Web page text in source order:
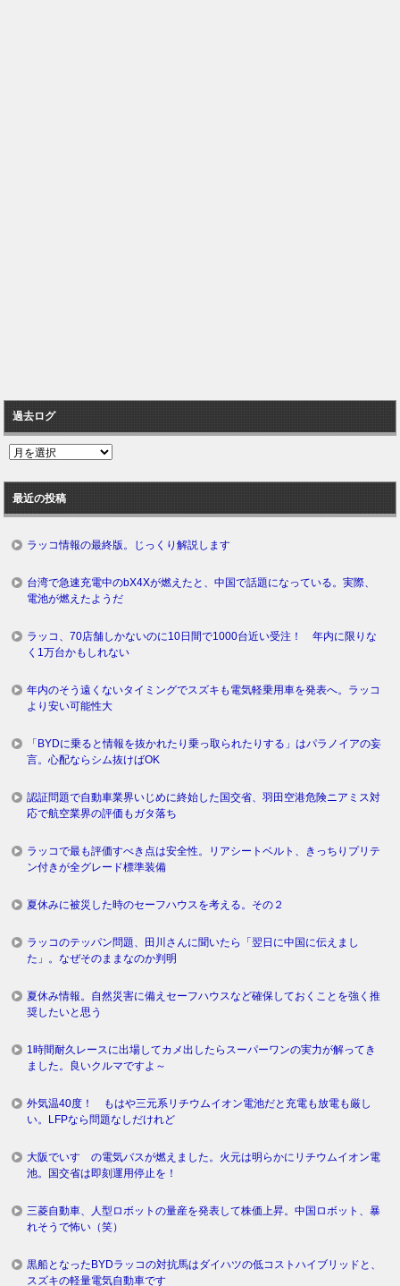
過去ログ
過
ロ
グ
最近の投稿
ラッコ情報の最終版。じっくり解説します
台湾で急速充電中のbX4Xが燃えたと、中国で話題になっている。実際、
電池が燃えたようだ
ラッコ、70店舗しかないのに10日間で1000台近い受注！ 年内に限りな
く1万台かもしれない
年内のそう遠くないタイミングでスズキも電気軽乗用車を発表へ。ラッコ
より安い可能性大
「BYDに乗ると情報を抜かれたり乗っ取られたりする」はパラノイアの妄
言。心配ならシム抜けばOK
認証問題で自動車業界いじめに終始した国交省、羽田空港危険ニアミス対
応で航空業界の評価もガタ落ち
ラッコで最も評価すべき点は安全性。リアシートベルト、きっちりプリテ
ン付きが全グレード標準装備
夏休みに被災した時のセーフハウスを考える。その２
ラッコのテッパン問題、田川さんに聞いたら「翌日に中国に伝えまし
た」。なぜそのままなのか判明
夏休み情報。自然災害に備えセーフハウスなど確保しておくことを強く推
奨したいと思う
1時間耐久レースに出場してカメ出したらスーパーワンの実力が解ってき
ました。良いクルマですよ～
外気温40度！ もはや三元系リチウムイオン電池だと充電も放電も厳し
い。LFPなら問題なしだけれど
大阪でいすゞの電気バスが燃えました。火元は明らかにリチウムイオン電
池。国交省は即刻運用停止を！
三菱自動車、人型ロボットの量産を発表して株価上昇。中国ロボット、暴
れそうで怖い（笑）
黒船となったBYDラッコの対抗馬はダイハツの低コストハイブリッドと、
スズキの軽量電気自動車です